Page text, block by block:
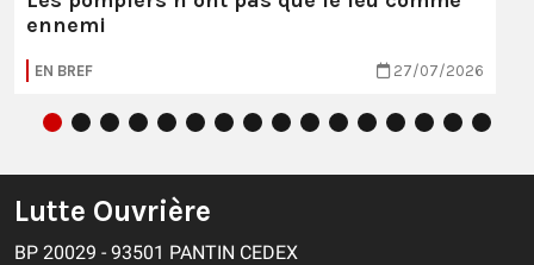
ennemi
EN BREF 27/07/2026
Lutte Ouvrière
BP 20029 - 93501 PANTIN CEDEX